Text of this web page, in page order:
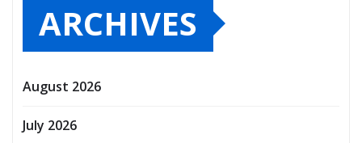
ARCHIVES
August 2026
July 2026